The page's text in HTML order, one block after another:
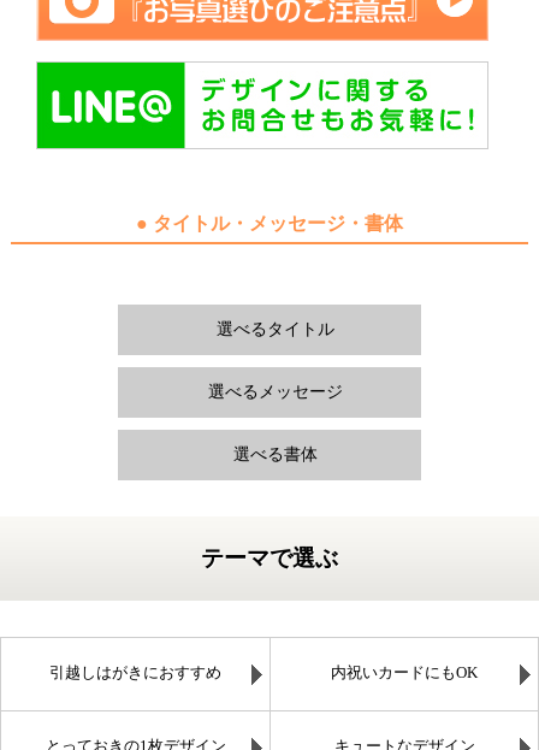
● タイトル・メッセージ・書体
選べるタイトル
選べるメッセージ
選べる書体
テーマで選ぶ
引越しはがきにおすすめ 内祝いカードにもOK
とっておきの1枚デザイン キュートなデザイン